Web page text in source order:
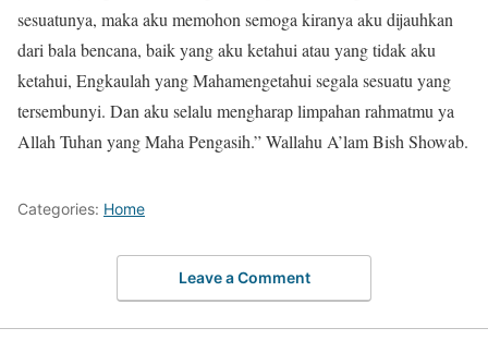
sesuatunya, maka aku memohon semoga kiranya aku dijauhkan
dari bala bencana, baik yang aku ketahui atau yang tidak aku
ketahui, Engkaulah yang Mahamengetahui segala sesuatu yang
tersembunyi. Dan aku selalu mengharap limpahan rahmatmu ya
Allah Tuhan yang Maha Pengasih.” Wallahu A’lam Bish Showab.
Categories: Home
Leave a Comment